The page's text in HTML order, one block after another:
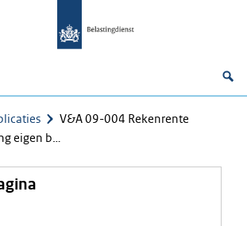
V&A 09-004 Rekenrente
eigen b…